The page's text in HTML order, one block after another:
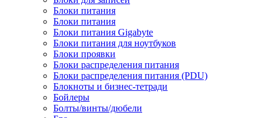
Блоки питания
Блоки питания
Блоки питания Gigabyte
Блоки питания для ноутбуков
Блоки проявки
Блоки распределения питания
Блоки распределения питания (PDU)
Блокноты и бизнес-тетради
Бойлеры
Болты/винты/дюбели